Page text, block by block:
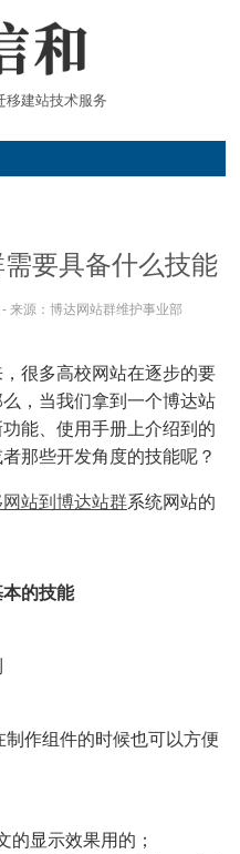
移建站技术服务
要具备什么技能
-来源： 博达网站群维护事业部
很多高校网站在逐步的要
，当我们拿到一个博达站
能、使用手册上介绍到的
那些开发角度的技能呢？
站到博达站群系统网站的
的技能
作组件的时候也可以方便
显示效果用的；